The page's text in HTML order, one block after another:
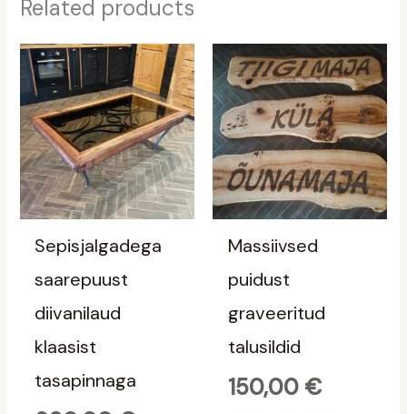
Related products
Sepisjalgadega
saarepuust
diivanilaud
klaasist
tasapinnaga
Massiivsed
puidust
graveeritud
talusildid
150,00 €